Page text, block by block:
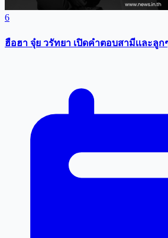
6
ฮือฮา จุ๋ย วรัทยา เปิดคำตอบสามีเเละลู